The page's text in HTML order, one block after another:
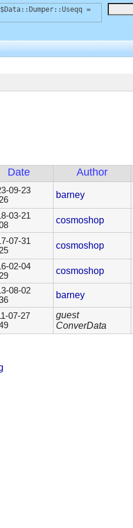
=
Date Author
09-23
barney
03-21
cosmoshop
07-31
cosmoshop
02-04
cosmoshop
08-02
barney
07-27
guest
ConverData